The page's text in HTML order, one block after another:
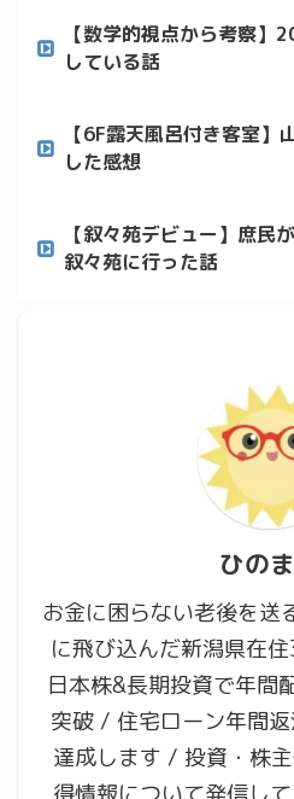
【数学的視点から考察】
している話
【6F露天風呂付き客室】
した感想
【叙々苑デビュー】庶民
叙々苑に行った話
ひの
お金に困らない老後を送
に飛び込んだ新潟県在
日本株&長期投資で年間
突破 / 住宅ローン年間
達成します / 投資・株